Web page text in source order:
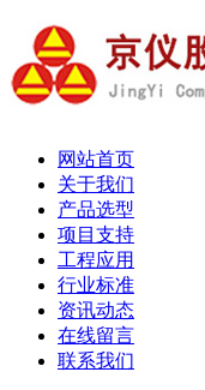
网站首页
关于我们
产品选型
项目支持
工程应用
行业标准
资讯动态
在线留言
联系我们